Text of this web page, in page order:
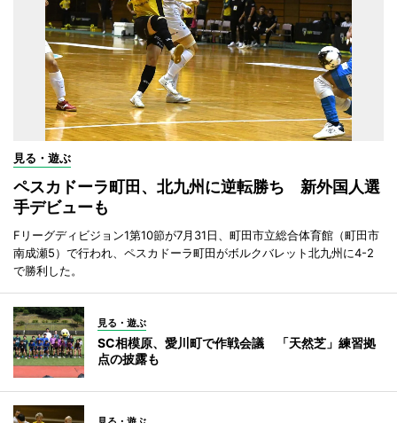
見る・遊ぶ
ペスカドーラ町田、北九州に逆転勝ち 新外国人選
手デビューも
Fリーグディビジョン1第10節が7月31日、町田市立総合体育館（町田市
南成瀬5）で行われ、ペスカドーラ町田がボルクバレット北九州に4-2
で勝利した。
見る・遊ぶ
SC相模原、愛川町で作戦会議 「天然芝」練習拠
点の披露も